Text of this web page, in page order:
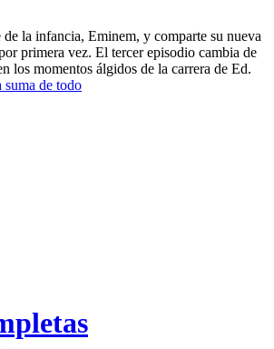
de la infancia, Eminem, y comparte su nueva
primera vez. El tercer episodio cambia de
los momentos álgidos de la carrera de Ed.
suma de todo